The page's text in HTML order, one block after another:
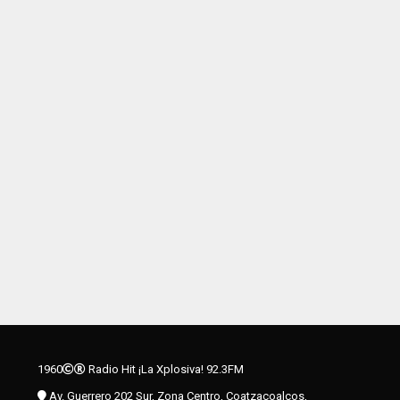
1960
Radio Hit ¡La Xplosiva! 92.3FM
Av. Guerrero 202 Sur, Zona Centro, Coatzacoalcos,